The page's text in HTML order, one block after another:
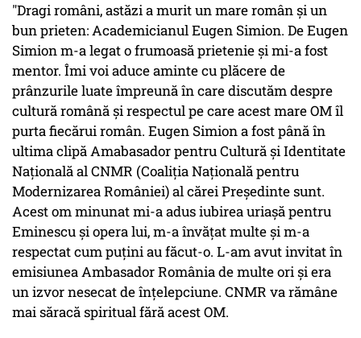
"Dragi români, astăzi a murit un mare român și un
bun prieten: Academicianul Eugen Simion. De Eugen
Simion m-a legat o frumoasă prietenie și mi-a fost
mentor. Îmi voi aduce aminte cu plăcere de
prânzurile luate împreună în care discutăm despre
cultură română și respectul pe care acest mare OM îl
purta fiecărui român. Eugen Simion a fost până în
ultima clipă Amabasador pentru Cultură și Identitate
Națională al CNMR (Coaliția Națională pentru
Modernizarea României) al cărei Președinte sunt.
Acest om minunat mi-a adus iubirea uriașă pentru
Eminescu și opera lui, m-a învățat multe și m-a
respectat cum puțini au făcut-o. L-am avut invitat în
emisiunea Ambasador România de multe ori și era
un izvor nesecat de înțelepciune. CNMR va rămâne
mai săracă spiritual fără acest OM.